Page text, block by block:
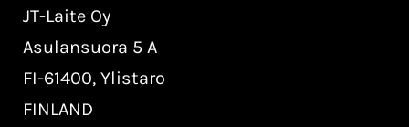
JT-Laite Oy
Asulansuora 5 A
FI-61400, Ylistaro
FINLAND